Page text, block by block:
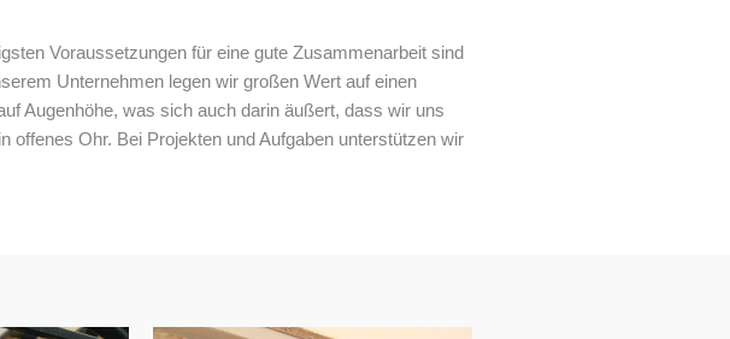
Voraussetzungen für eine gute Zusammenarbeit sind
Unternehmen legen wir großen Wert auf einen
Augenhöhe, was sich auch darin äußert, dass wir uns
offenes Ohr. Bei Projekten und Aufgaben unterstützen wir